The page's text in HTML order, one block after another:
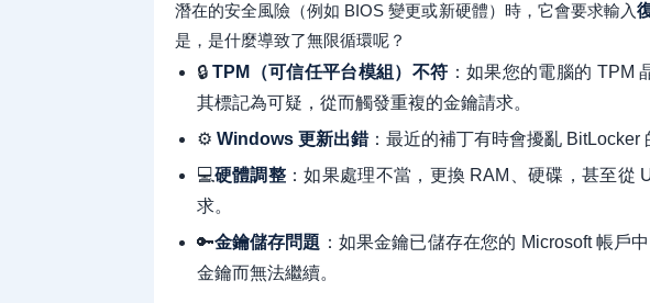
潛在的安全風險（例如 BIOS 變更或新硬體）時，它會要求輸入
是，是什麼導致了無限循環呢？
🔒TPM（可信任平台模組）不符 ：如果您的電腦的 TPM
其標記為可疑，從而觸發重複的金鑰請求。
⚙️ Windows 更新出錯：最近的補丁有時會擾亂 BitLocker
💻硬體調整 ：如果處理不當，更換 RAM、硬碟，甚至從
求。
🔑金鑰儲存問題 ：如果金鑰已儲存在您的 Microsoft 帳戶
金鑰而無法繼續。